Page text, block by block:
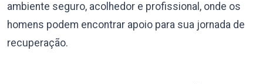
ambiente seguro, acolhedor e profissional, onde os
homens podem encontrar apoio para sua jornada de
recuperação.